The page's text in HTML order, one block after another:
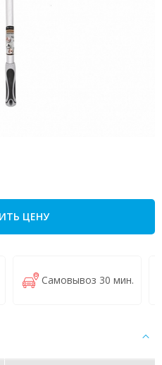
ЦЕНУ
Самовывоз 30 мин.